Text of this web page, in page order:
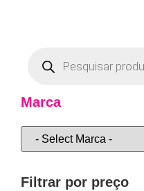
Marca
Filtrar por preço